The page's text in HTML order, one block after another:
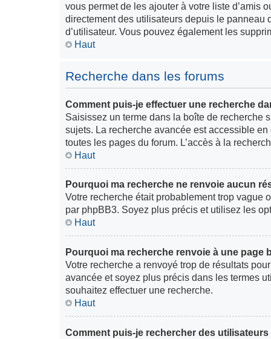
vous permet de les ajouter à votre liste d’amis
directement des utilisateurs depuis le panneau
d’utilisateur. Vous pouvez également les
Haut
Recherche dans les forums
Comment puis-je effectuer une recherche
Saisissez un terme dans la boîte de recherche
sujets. La recherche avancée est accessible
toutes les pages du forum. L’accès à la
Haut
Pourquoi ma recherche ne renvoie aucun
Votre recherche était probablement trop vague
par phpBB3. Soyez plus précis et utilisez les
Haut
Pourquoi ma recherche renvoie à une page
Votre recherche a renvoyé trop de résultats
avancée et soyez plus précis dans les termes
souhaitez effectuer une recherche.
Haut
Comment puis-je rechercher des utilisateurs